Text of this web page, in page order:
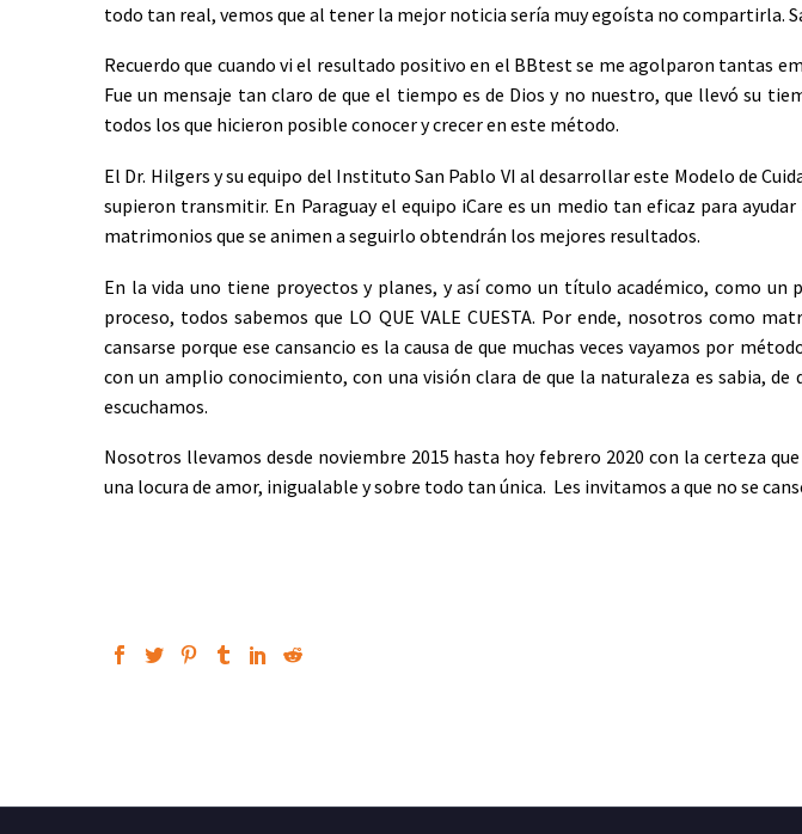
todo tan real, vemos que al tener la mejor noticia sería muy egoísta no compartirla.
Recuerdo que cuando vi el resultado positivo en el BBtest se me agolparon tantas
Fue un mensaje tan claro de que el tiempo es de Dios y no nuestro, que llevó su
todos los que hicieron posible conocer y crecer en este método.
El Dr. Hilgers y su equipo del Instituto San Pablo VI al desarrollar este Modelo de
supieron transmitir. En Paraguay el equipo iCare es un medio tan eficaz para
matrimonios que se animen a seguirlo obtendrán los mejores resultados.
En la vida uno tiene proyectos y planes, y así como un título académico, como
proceso, todos sabemos que LO QUE VALE CUESTA. Por ende, nosotros
cansarse porque ese cansancio es la causa de que muchas veces vayamos por
con un amplio conocimiento, con una visión clara de que la naturaleza es sabia,
escuchamos.
Nosotros llevamos desde noviembre 2015 hasta hoy febrero 2020 con la certeza
una locura de amor, inigualable y sobre todo tan única. Les invitamos a que no se